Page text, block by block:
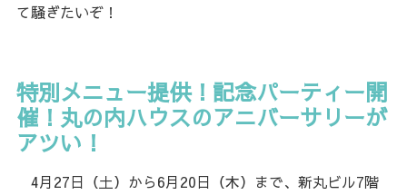
て騒ぎたいぞ！
特別メニュー提供！記念パーティー開
催！丸の内ハウスのアニバーサリーが
アツい！
4月27日（土）から6月20日（木）まで、新丸ビル7階